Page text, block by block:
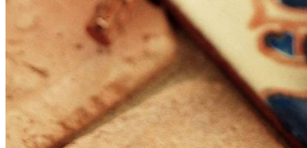
Dit heb je nodig